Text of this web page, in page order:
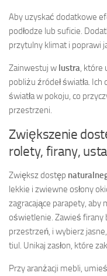
Aby uzyskać dodatkowe
podłodze lub suficie.
przytulny klimat i poprawi
Zainwestuj w lustra, które
pobliżu źródeł światła.
światła w pokoju, co
przestrzeni.
Zwiększenie
rolety, firany,
Zwiększ dostęp
lekkie i zwiewne osłony
zagracające parapety,
oświetlenie. Zawieś firany
przestrzeń, i wybierz
tiul. Unikaj zasłon, które
Przy aranżacji mebli,